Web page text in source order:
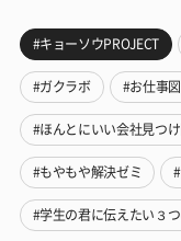
#キョーソウPROJECT
#ガクラボ #お仕事
#ほんとにいい会社見つけ
#もやもや解決ゼミ
#学生の君に伝えたい３つ